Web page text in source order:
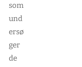
som
und
ersø
ger
de